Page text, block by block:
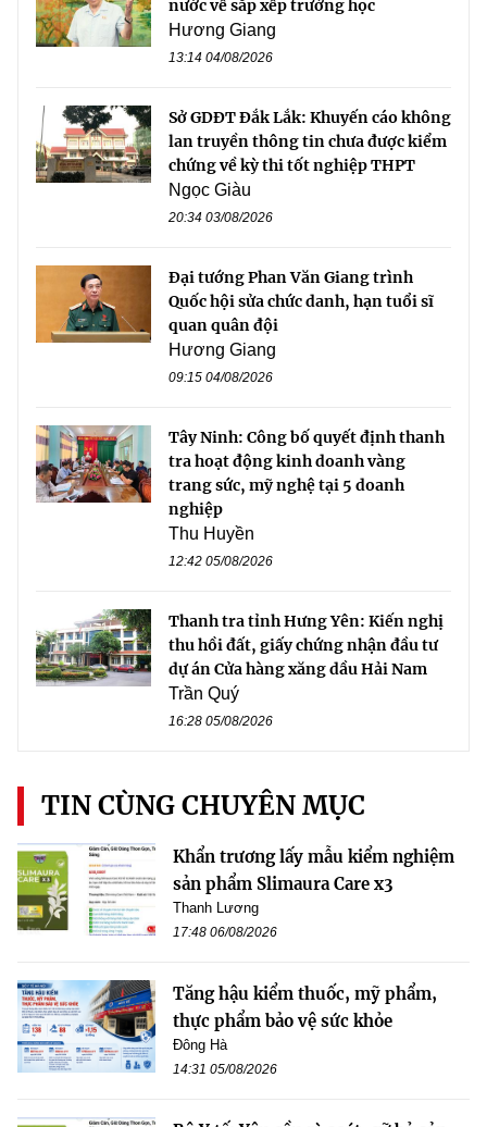
nước về sắp xếp trường học
Hương Giang
13:14 04/08/2026
Sở GDĐT Đắk Lắk: Khuyến cáo không
lan truyền thông tin chưa được kiểm
chứng về kỳ thi tốt nghiệp THPT
Ngọc Giàu
20:34 03/08/2026
Đại tướng Phan Văn Giang trình
Quốc hội sửa chức danh, hạn tuổi sĩ
quan quân đội
Hương Giang
09:15 04/08/2026
Tây Ninh: Công bố quyết định thanh
tra hoạt động kinh doanh vàng
trang sức, mỹ nghệ tại 5 doanh
nghiệp
Thu Huyền
12:42 05/08/2026
Thanh tra tỉnh Hưng Yên: Kiến nghị
thu hồi đất, giấy chứng nhận đầu tư
dự án Cửa hàng xăng dầu Hải Nam
Trần Quý
16:28 05/08/2026
TIN CÙNG CHUYÊN MỤC
Khẩn trương lấy mẫu kiểm nghiệm
sản phẩm Slimaura Care x3
Thanh Lương
17:48 06/08/2026
Tăng hậu kiểm thuốc, mỹ phẩm,
thực phẩm bảo vệ sức khỏe
Đông Hà
14:31 05/08/2026